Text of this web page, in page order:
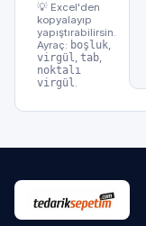
💡 Excel'den
kopyalayıp
yapıştırabilirsin.
Ayraç: boşluk,
virgül, tab,
noktalı
virgül.